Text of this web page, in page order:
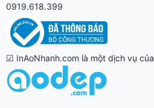
0919.618.399
☑ InAoNhanh.com là một dịch vụ của